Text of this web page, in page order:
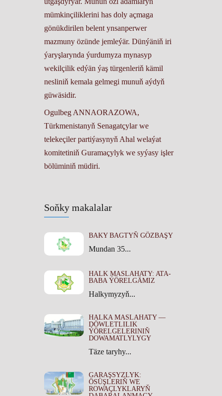
Soňky makalalar
BAKY BAGTYŇ GÖZBAŞY
Mundan 35...
HALK MASLAHATY: ATA-
BABA ÝÖRELGÄMIZ
Halkymyzyň...
HALKA MASLAHATY —
DÖWLETLILIK
ÝÖRELGELERINIŇ
DOWAMATLYLYGY
Täze taryhy...
GARAŞSYZLYK:
ÖSÜŞLERIŇ WE
ROWAÇLYKLARYŇ
mümkinçiliklerini has doly açmaga
gönükdirilen belent ynsanperwer
mazmuny özünde jemleýär. Dünýäniň iri
ýaryşlarynda ýurdumyza mynasyp
wekilçilik edýän ýaş türgenleriň kämil
nesliniň kemala gelmegi munuň aýdyň
güwäsidir.
Ogulbeg ANNAORAZOWA,
Türkmenistanyň Senagatçylar we
telekeçiler partiýasynyň Ahal welaýat
komitetiniň Guramaçylyk we syýasy işler
bölüminiň müdiri.